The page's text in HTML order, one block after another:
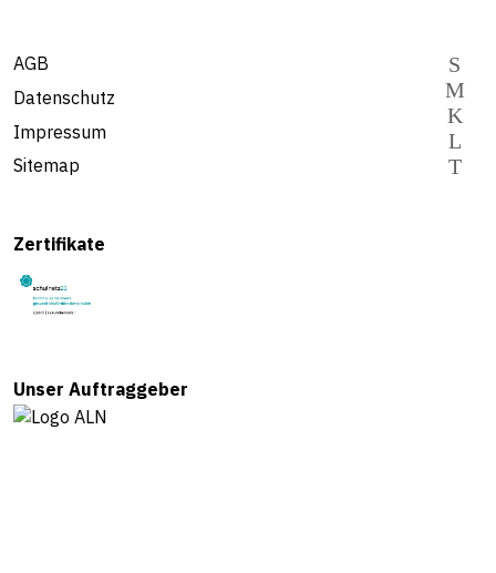
AGB
Datenschutz
Impressum
Sitemap
Zertifikate
Unser Auftraggeber